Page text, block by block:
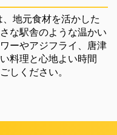
、地元食材を活かした
な駅舎のような温かい
ーやアジフライ、唐津
料理と心地よい時間
しください。